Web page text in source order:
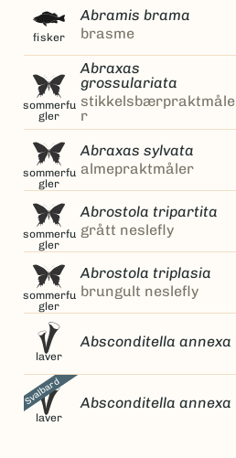
fisker
Abramis brama
brasme
sommerfu
gler
Abraxas
grossulariata
stikkelsbærpraktmåle
r
sommerfu
gler
Abraxas sylvata
almepraktmåler
sommerfu
gler
Abrostola tripartita
grått neslefly
sommerfu
gler
Abrostola triplasia
brungult neslefly
laver
Absconditella annexa
Svalbard
laver
Absconditella annexa